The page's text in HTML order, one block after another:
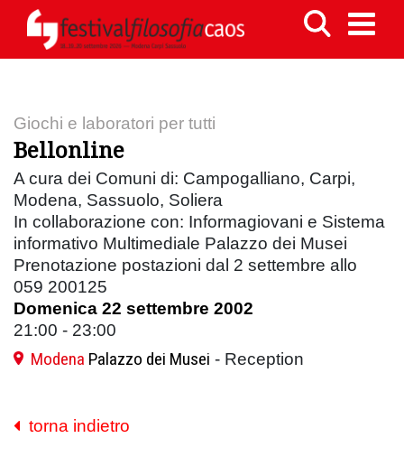
Giochi e laboratori per tutti
Bellonline
A cura dei Comuni di: Campogalliano, Carpi,
Modena, Sassuolo, Soliera
In collaborazione con: Informagiovani e Sistema
informativo Multimediale Palazzo dei Musei
Prenotazione postazioni dal 2 settembre allo
059 200125
Domenica 22 settembre 2002
21:00 - 23:00
Modena Palazzo dei Musei - Reception
torna indietro